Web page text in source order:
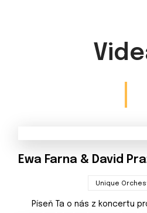
Ewa Farna & David
Unique
Píseň Ta o nás z koncertu